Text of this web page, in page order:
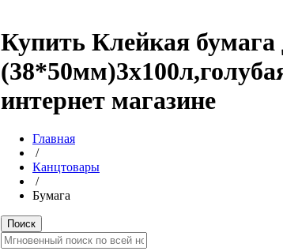
Купить Клейкая бумага
интернет магазине
Главная
/
Канцтовары
/
Бумага